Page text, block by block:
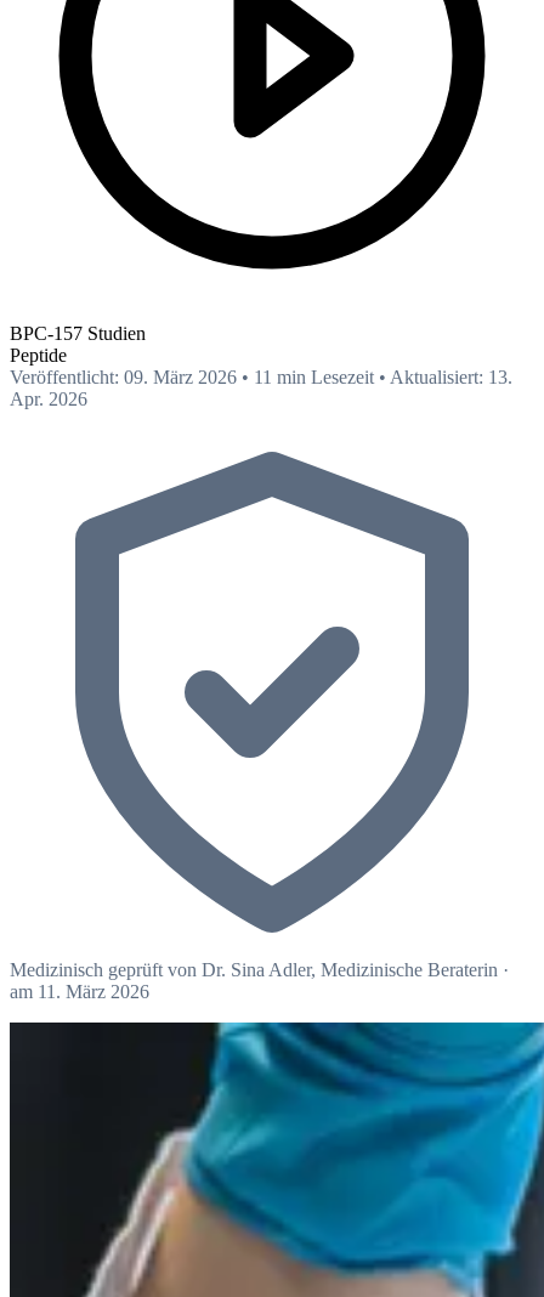
BPC-157 Studien
Peptide
Veröffentlicht: 09. März 2026 • 11 min Lesezeit • Aktualisiert: 13.
Apr. 2026
Medizinisch geprüft von Dr. Sina Adler, Medizinische Beraterin ·
am 11. März 2026